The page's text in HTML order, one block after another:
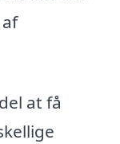
at få